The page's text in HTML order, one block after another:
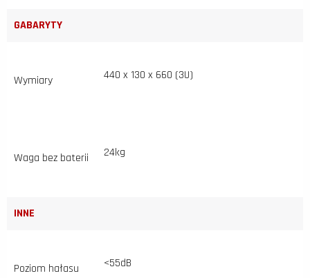
GABARYTY
Wymiary 440 x 130 x 660 (3U)
Waga bez baterii 24kg
INNE
Poziom hałasu <55dB